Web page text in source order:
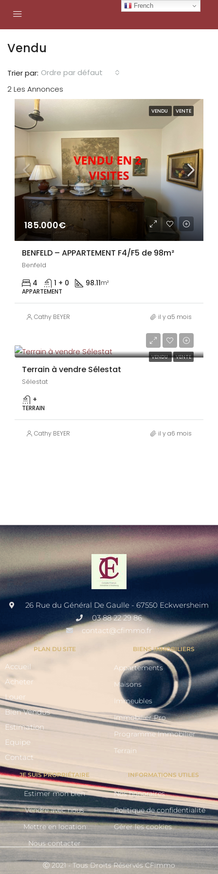
Vendu
2 Les Annonces
Trier par: Ordre par défaut
VENDU VENTE
185.000€
BENFELD – APPARTEMENT F4/F5 de 98m²
Benfeld
4 1 + 0 98.11m²
APPARTEMENT
Cathy BEYER il y a5 mois
VENDU VENTE
Terrain à vendre Sélestat
Sélestat
+
TERRAIN
Cathy BEYER il y a6 mois
26 Rue du Général De Gaulle - 67550 Eckwersheim
03 88 22 29 86
contact@cfimmo.fr
PLAN DU SITE
Accueil
Acheter
Louer
Bien Vendus
Estimation
Equipe
Contact
BIENS IMMOBILIERS
Appartements
Maisons
Immeubles
Immobilier Pro
Programme Immobilier
Terrain
JE SUIS PROPRIÉTAIRE
Estimer mon bien
Vendre avec nous
Mettre en location
Nous contacter
INFORMATIONS UTILES
Nos honoraires
Politique de confidentialité
Gérer les cookies
Ⓒ 2021 - Tous Droits Réservés CFimmo
French